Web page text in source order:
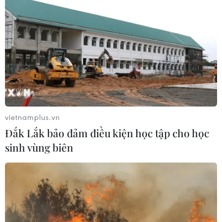
Ba Lan thảo luận việc thành lập căn
cứ quân sự thường trực với Mỹ
06/08/2026 00:06
Liên hợp quốc: Xung đột Ukraine trải
qua tháng đẫm máu nhất
05/08/2026 23:47
Đức điều tra vụ UAV gắn thuốc nổ
xuất hiện tại sân bay
05/08/2026 23:43
vietnamplus.vn
Đắk Lắk bảo đảm điều kiện học tập cho học
sinh vùng biên